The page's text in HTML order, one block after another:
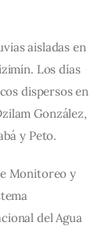
aisladas en
Los días
dispersos en
González,
y Peto.
Monitoreo y
del Agua